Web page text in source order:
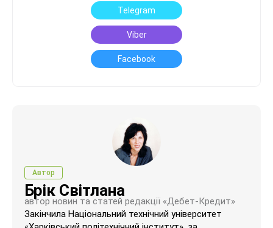
Telegram
Viber
Facebook
Автор
Брік Світлана
автор новин та статей редакції «Дебет-Кредит»
Закінчила Національний технічний університет